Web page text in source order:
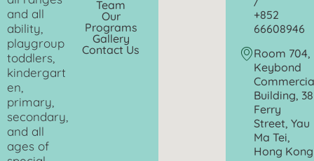
and all
ability,
playgroup
toddlers,
kindergart
en,
primary,
secondary,
and all
ages of
Team
Our
Programs
Gallery
Contact Us
+852
66608946
Room 704,
Keybond
Building, 38
Ferry
Street, Yau
Ma Tei,
Hong Kong